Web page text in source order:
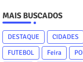
MAIS BUSCADOS
DESTAQUE CIDADES
FUTEBOL
Feira